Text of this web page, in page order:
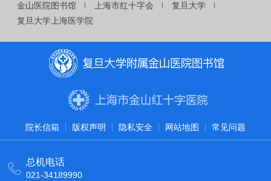
金山医院图书馆
上海市红十字会
复旦大学
复旦大学上海医学院
院长信箱 版权声明 隐私安全 网站地图 常见问题
总机电话
021-34189990